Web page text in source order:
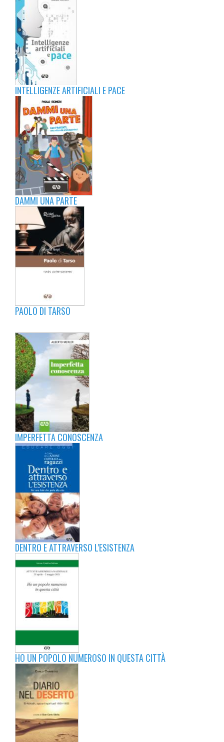
INTELLIGENZE ARTIFICIALI E PACE
DAMMI UNA PARTE
PAOLO DI TARSO
IMPERFETTA CONOSCENZA
DENTRO E ATTRAVERSO L'ESISTENZA
HO UN POPOLO NUMEROSO IN QUESTA CITTÀ